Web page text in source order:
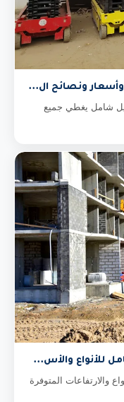
ونصائح ال...
شامل يغطي جميع
للأنواع والأس...
والارتفاعات المتوفرة